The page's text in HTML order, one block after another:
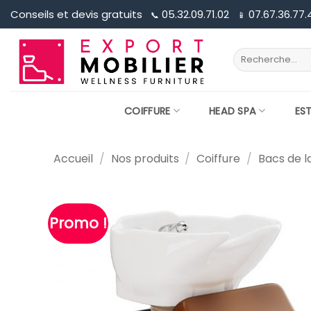
Passer
au
contenu
Conseils et devis gratuits 📞︎ 05.32.09.71.02 📱︎
Recherche
pour :
COIFFURE HEAD SPA
Accueil / Nos produits / Coiffure / Bacs de
Promo !